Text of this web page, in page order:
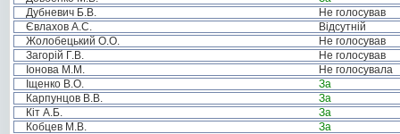
Дубневич Б.В.
Не голосував
Євлахов А.С.
Відсутній
Жолобецький О.О.
Не голосував
Загорій Г.В.
Не голосував
Іонова М.М.
Не голосувала
Іщенко В.О.
За
Карпунцов В.В.
За
Кіт А.Б.
За
Кобцев М.В.
За